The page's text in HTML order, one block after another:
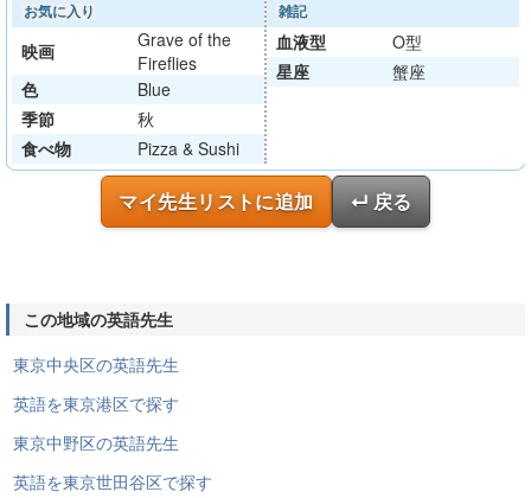
お気に入り
映画
Grave of the
Fireflies
色
Blue
季節
秋
食べ物
Pizza & Sushi
雑記
血液型
O型
星座
蟹座
マイ先生リストに追加 ↵ 戻る
この地域の英語先生
東京中央区の英語先生
英語を東京港区で探す
東京中野区の英語先生
英語を東京世田谷区で探す